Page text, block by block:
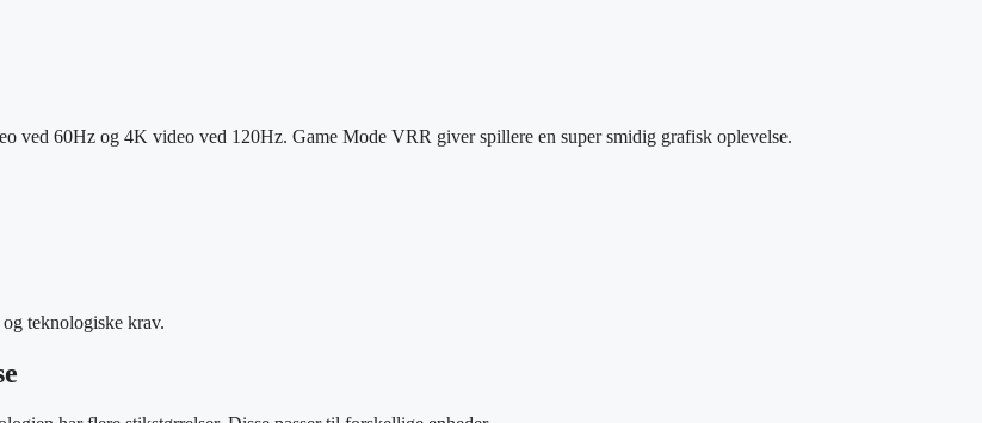
ved 60Hz og 4K video ved 120Hz. Game Mode VRR giver spillere en super smidig grafisk oplevelse.
teknologiske krav.